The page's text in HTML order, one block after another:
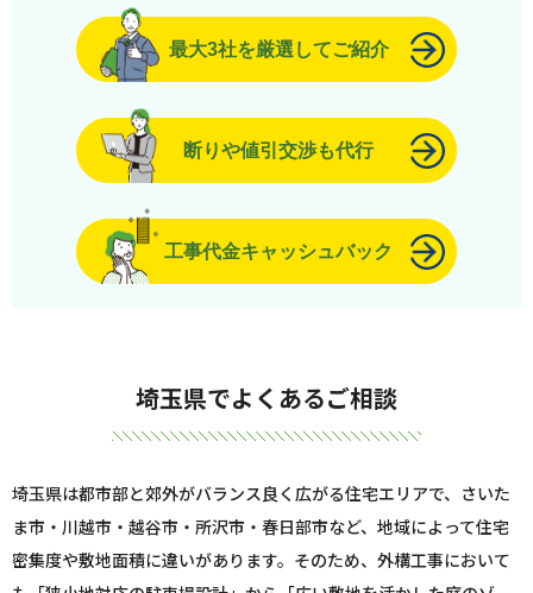
最大3社を厳選してご紹介
断りや値引交渉も代行
工事代金キャッシュバック
埼玉県でよくあるご相談
埼玉県は都市部と郊外がバランス良く広がる住宅エリアで、さいた
ま市・川越市・越谷市・所沢市・春日部市など、地域によって住宅
密集度や敷地面積に違いがあります。そのため、外構工事において